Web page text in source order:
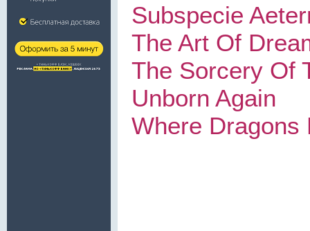
Subspecie
The Art Of
The Sorcery Of
Unborn Again
Where Dragons